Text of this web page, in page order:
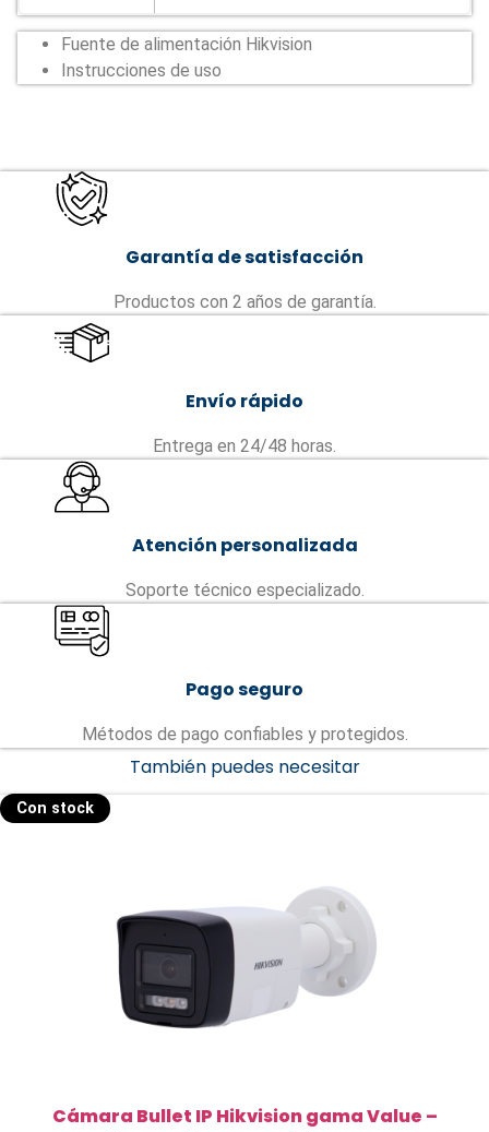
Fuente de alimentación Hikvision
Instrucciones de uso
Garantía de satisfacción
Productos con 2 años de garantía.
Envío rápido
Entrega en 24/48 horas.
Atención personalizada
Soporte técnico especializado.
Pago seguro
Métodos de pago confiables y protegidos.
También puedes necesitar
Con stock
Cámara Bullet IP Hikvision gama Value –